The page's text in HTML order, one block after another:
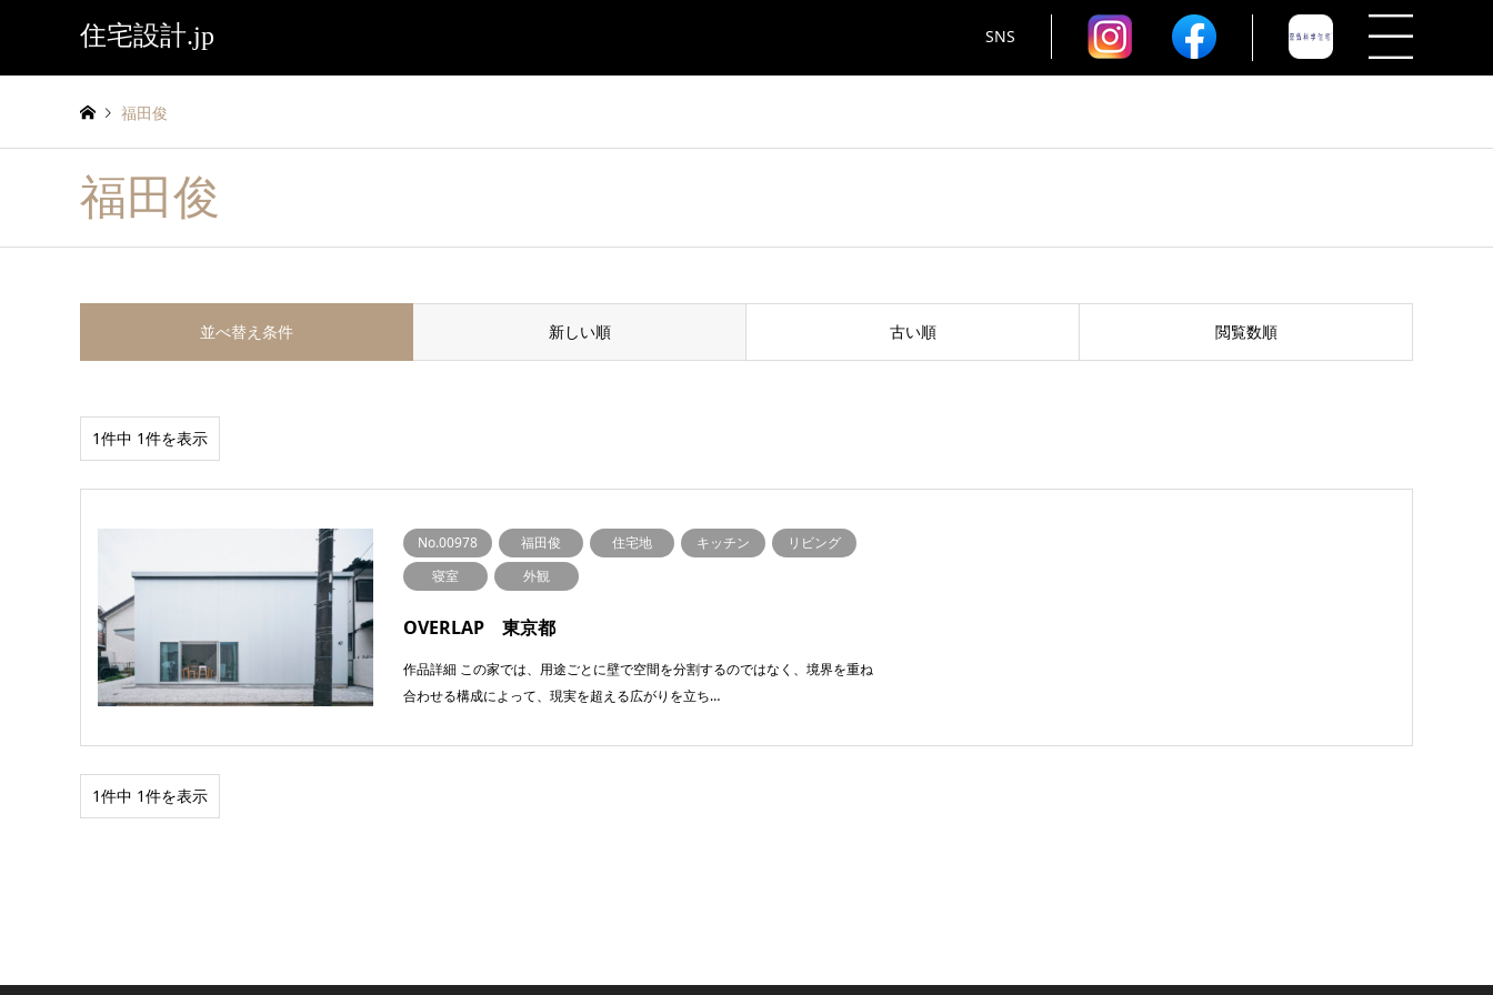
住宅設計.jp SNS
福田俊
福田俊
並べ替え条件 新しい順 古い順 閲覧数順
1件中 1件を表示
No.00978 福田俊 住宅地 キッチン
リビング
寝室
外観
OVERLAP 東京都
作品詳細 この家では、用途ごとに壁で空間を分割するのではなく、境界を重ね
合わせる構成によって、現実を超える広がりを立ち…
1件中 1件を表示